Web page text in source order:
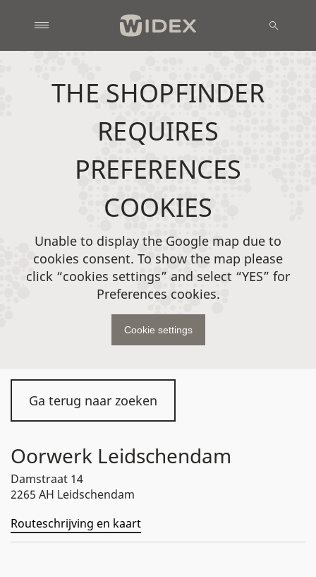
Ga terug naar zoeken
Oorwerk Leidschendam
Damstraat 14
2265 AH Leidschendam
Routeschrijving en kaart
THE SHOPFINDER
REQUIRES
PREFERENCES
COOKIES
Unable to display the Google map due to
cookies consent. To show the map please
click “cookies settings” and select “YES” for
Preferences cookies.
Cookie settings